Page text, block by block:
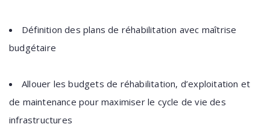
Définition des plans de réhabilitation avec maîtrise
budgétaire
Allouer les budgets de réhabilitation, d’exploitation et
de maintenance pour maximiser le cycle de vie des
infrastructures